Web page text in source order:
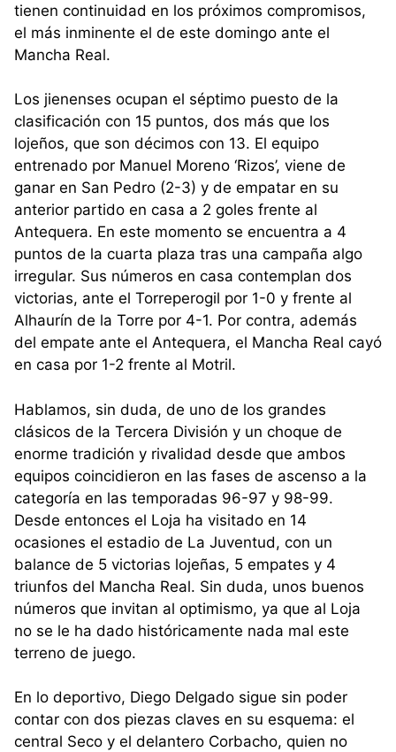
tienen continuidad en los próximos compromisos,
el más inminente el de este domingo ante el
Mancha Real.
Los jienenses ocupan el séptimo puesto de la
clasificación con 15 puntos, dos más que los
lojeños, que son décimos con 13. El equipo
entrenado por Manuel Moreno ‘Rizos’, viene de
ganar en San Pedro (2-3) y de empatar en su
anterior partido en casa a 2 goles frente al
Antequera. En este momento se encuentra a 4
puntos de la cuarta plaza tras una campaña algo
irregular. Sus números en casa contemplan dos
victorias, ante el Torreperogil por 1-0 y frente al
Alhaurín de la Torre por 4-1. Por contra, además
del empate ante el Antequera, el Mancha Real cayó
en casa por 1-2 frente al Motril.
Hablamos, sin duda, de uno de los grandes
clásicos de la Tercera División y un choque de
enorme tradición y rivalidad desde que ambos
equipos coincidieron en las fases de ascenso a la
categoría en las temporadas 96-97 y 98-99.
Desde entonces el Loja ha visitado en 14
ocasiones el estadio de La Juventud, con un
balance de 5 victorias lojeñas, 5 empates y 4
triunfos del Mancha Real. Sin duda, unos buenos
números que invitan al optimismo, ya que al Loja
no se le ha dado históricamente nada mal este
terreno de juego.
En lo deportivo, Diego Delgado sigue sin poder
contar con dos piezas claves en su esquema: el
central Seco y el delantero Corbacho, quien no